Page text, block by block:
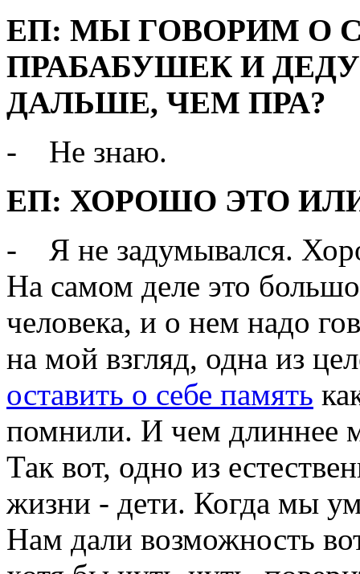
ЕП: МЫ ГОВОРИМ О
ПРАБАБУШЕК И
ДАЛЬШЕ, ЧЕМ ПРА?
- Не знаю.
ЕП: ХОРОШО ЭТО
- Я не задумывался.
На самом деле это
человека, и о нем надо
на мой взгляд, одна из
оставить о себе память
помнили. И чем длиннее
Так вот, одно из
жизни - дети. Когда мы
Нам дали возможность